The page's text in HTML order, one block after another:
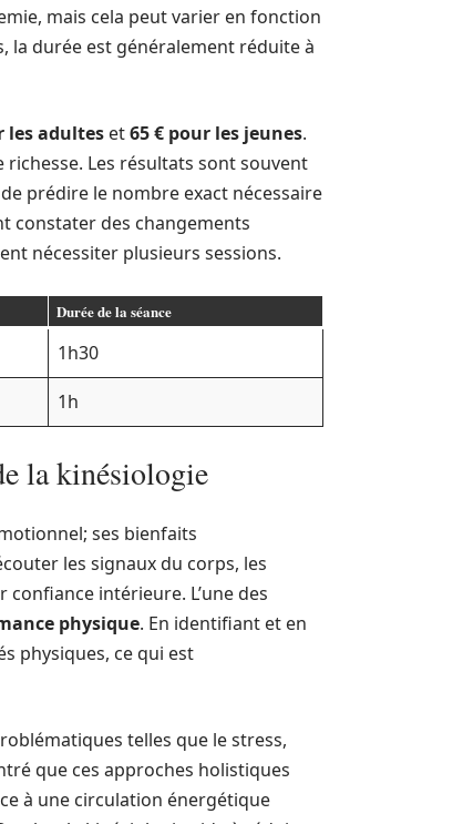
mais cela peut varier en fonction
la durée est généralement réduite à
les adultes et65 € pour les jeunes.
richesse. Les résultats sont souvent
prédire le nombre exact nécessaire
constater des changements
nécessiter plusieurs sessions.
Durée de la séance
1h30
1h
la kinésiologie
ses bienfaits
les signaux du corps, les
intérieure. L’une des
physique. En identifiant et en
physiques, ce qui est
telles que le stress,
que ces approches holistiques
à une circulation énergétique